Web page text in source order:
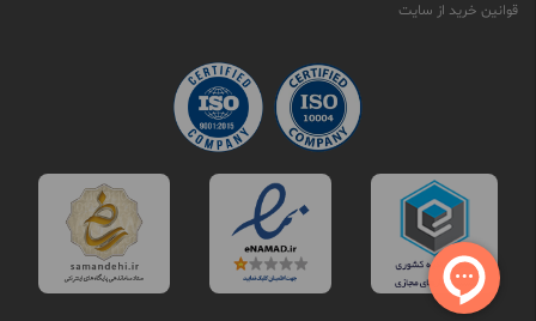
قوانین خرید از سایت